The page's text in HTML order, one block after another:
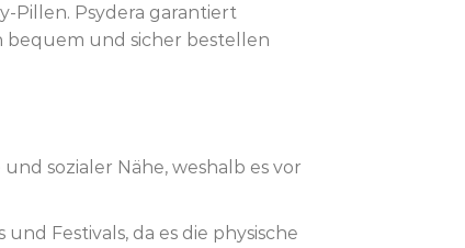
Pillen. Psydera garantiert
bequem und sicher bestellen
sozialer Nähe, weshalb es vor
Festivals, da es die physische